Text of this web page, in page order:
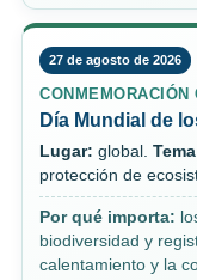
27 de agosto de 2026
CONMEMORACIÓN
Día Mundial de
Lugar: global.
protección de
Por qué importa:
biodiversidad y
calentamiento y la